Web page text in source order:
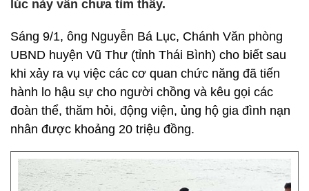
lúc này vẫn chưa tìm thấy.
Sáng 9/1, ông Nguyễn Bá Lục, Chánh Văn phòng
UBND huyện Vũ Thư (tỉnh Thái Bình) cho biết sau
khi xảy ra vụ việc các cơ quan chức năng đã tiến
hành lo hậu sự cho người chồng và kêu gọi các
đoàn thể, thăm hỏi, động viện, ủng hộ gia đình nạn
nhân được khoảng 20 triệu đồng.